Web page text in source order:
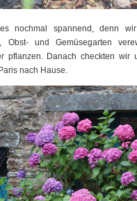
nochmal spannend, denn
, Obst- und Gemüsegarten
pflanzen. Danach checkten wir
nach Hause.